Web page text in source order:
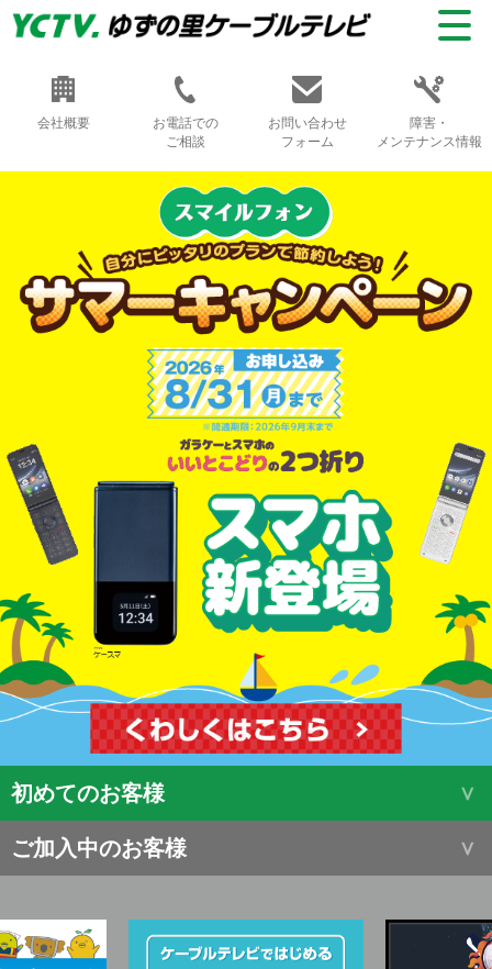
会社概要
お電話での
ご相談
お問い合わせ
フォーム
障害・
メンテナンス情報
初めてのお客様
ご加入中のお客様